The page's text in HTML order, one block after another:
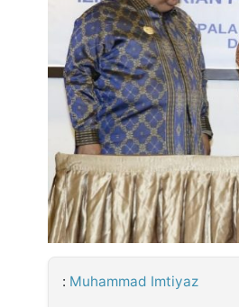
: Muhammad Imtiyaz